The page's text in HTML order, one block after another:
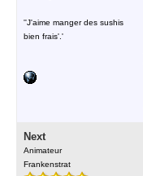
''J'aime manger des sushis
bien frais'.'
Next
Animateur
Frankenstrat